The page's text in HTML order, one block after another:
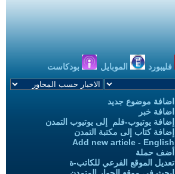
فليبورد الموبايل بودكاست
اضافة موضوع جديد
اضافة خبر
إضافة يوتيوب-فلم إلى يوتيوب التمدن
إضافة كتاب إلى مكتبة التمدن
Add new article - English
أضف حملة
تعديل الموقع الفرعي للكاتب-ة